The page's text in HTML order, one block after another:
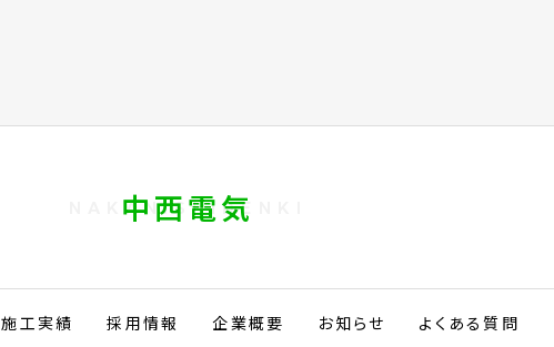
中西電気
施工実績 採用情報 企業概要 お知らせ よくある質問